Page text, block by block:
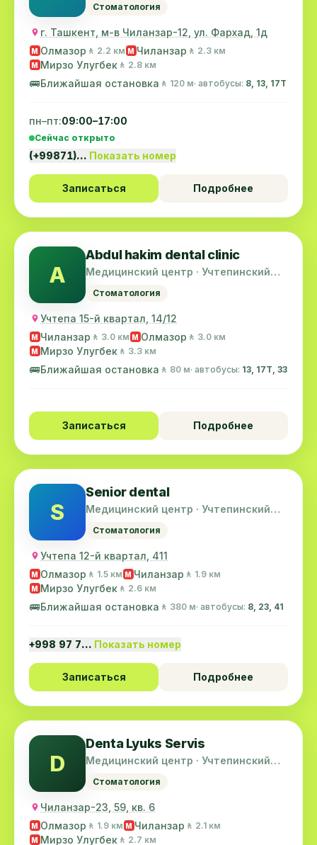
Стоматология
г. Ташкент, м-в Чиланзар-12, ул. Фархад, 1д
M Олмазор 🚶 2.2 км M Чиланзар 🚶 2.3 км
M Мирзо Улугбек 🚶 2.8 км
🚌Ближайшая остановка 🚶 120 м· автобусы: 8, 13, 17T
пн–пт:09:00–17:00
Сейчас открыто
(+99871)… Показать номер
Записаться Подробнее
A
Abdul hakim dental clinic
Медицинский центр · Учтепинский
Стоматология
Учтепа 15-й квартал, 14/12
M Чиланзар 🚶 3.0 км M Олмазор 🚶 3.0 км
M Мирзо Улугбек 🚶 3.3 км
🚌Ближайшая остановка 🚶 80 м· автобусы: 13, 17T, 33
Записаться Подробнее
S
Senior dental
Медицинский центр · Учтепинский
Стоматология
Учтепа 12-й квартал, 411
M Олмазор 🚶 1.5 км M Чиланзар 🚶 1.9 км
M Мирзо Улугбек 🚶 2.6 км
🚌Ближайшая остановка 🚶 380 м· автобусы: 8, 23, 41
+998 97 7… Показать номер
Записаться Подробнее
D
Denta Lyuks Servis
Медицинский центр · Учтепинский
Стоматология
Чиланзар-23, 59, кв. 6
M Олмазор 🚶 1.9 км M Чиланзар 🚶 2.1 км
M Мирзо Улугбек 🚶 2.7 км